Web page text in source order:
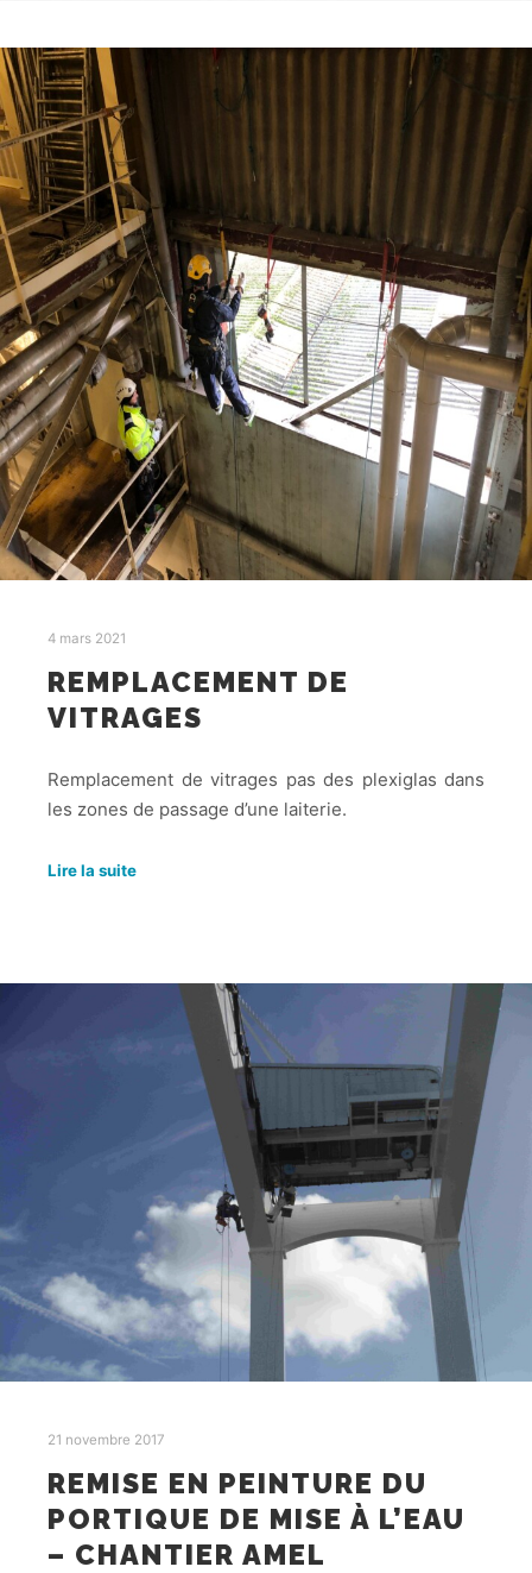
4 mars 2021
REMPLACEMENT DE
VITRAGES
Remplacement de vitrages pas des plexiglas dans
les zones de passage d’une laiterie.
Lire la suite
21 novembre 2017
REMISE EN PEINTURE DU
PORTIQUE DE MISE À L’EAU
– CHANTIER AMEL